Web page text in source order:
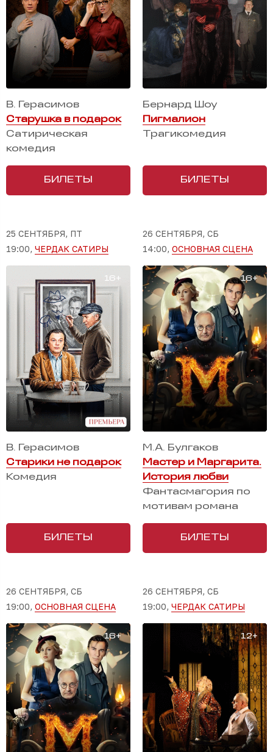
В. Герасимов
Старушка в подарок
Сатирическая
комедия
БИЛЕТЫ
Бернард Шоу
Пигмалион
Трагикомедия
БИЛЕТЫ
25 СЕНТЯБРЯ, ПТ
19:00, ЧЕРДАК САТИРЫ
В. Герасимов
Старики не подарок
Комедия
БИЛЕТЫ
26 СЕНТЯБРЯ, СБ
14:00, ОСНОВНАЯ СЦЕНА
М.А. Булгаков
Мастер и Маргарита.
История любви
Фантасмагория по
мотивам романа
БИЛЕТЫ
26 СЕНТЯБРЯ, СБ
19:00, ОСНОВНАЯ СЦЕНА
26 СЕНТЯБРЯ, СБ
19:00, ЧЕРДАК САТИРЫ